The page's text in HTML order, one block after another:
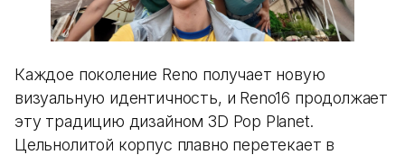
Каждое поколение Reno получает новую
визуальную идентичность, и Reno16 продолжает
эту традицию дизайном 3D Pop Planet.
Цельнолитой корпус плавно перетекает в